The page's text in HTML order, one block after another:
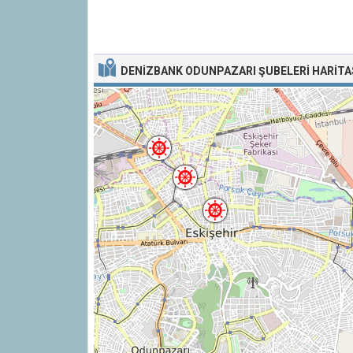
DENIZBANK ODUNPAZARI ŞUBELERI